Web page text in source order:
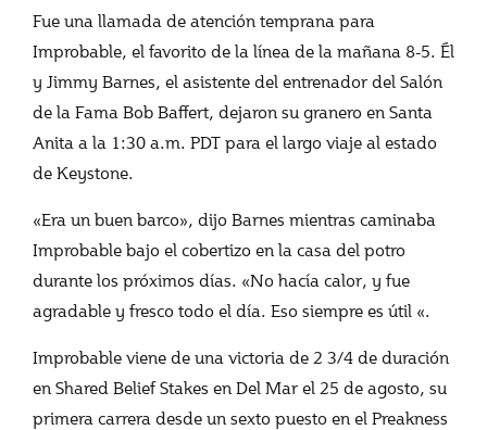
Fue una llamada de atención temprana para
Improbable, el favorito de la línea de la mañana 8-5. Él
y Jimmy Barnes, el asistente del entrenador del Salón
de la Fama Bob Baffert, dejaron su granero en Santa
Anita a la 1:30 a.m. PDT para el largo viaje al estado
de Keystone.
«Era un buen barco», dijo Barnes mientras caminaba
Improbable bajo el cobertizo en la casa del potro
durante los próximos días. «No hacía calor, y fue
agradable y fresco todo el día. Eso siempre es útil «.
Improbable viene de una victoria de 2 3/4 de duración
en Shared Belief Stakes en Del Mar el 25 de agosto, su
primera carrera desde un sexto puesto en el Preakness